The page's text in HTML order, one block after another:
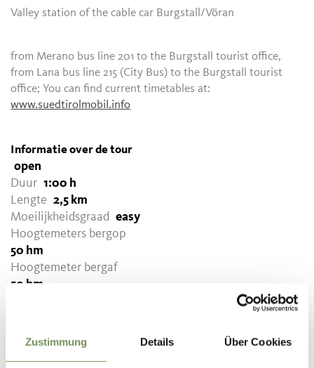
Zustimmung Details Über Cookies
Valley station of the cable car Burgstall/Vöran
from Merano bus line 201 to the Burgstall tourist office,
from Lana bus line 215 (City Bus) to the Burgstall tourist
office; You can find current timetables at:
www.suedtirolmobil.info
Informatie over de tour
open
Duur 1:00 h
Lengte 2,5 km
Moeilijkheidsgraad
easy
Hoogtemeters bergop
50 hm
Hoogtemeter bergaf
50 hm
DOWNLOAD GPX-FILE